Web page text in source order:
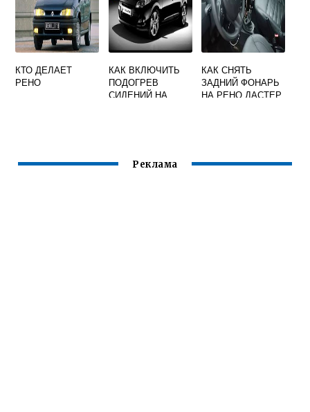
КТО ДЕЛАЕТ
РЕНО
КАК ВКЛЮЧИТЬ
ПОДОГРЕВ
СИДЕНИЙ НА
КАК СНЯТЬ
ЗАДНИЙ ФОНАРЬ
НА РЕНО ДАСТЕР
Реклама